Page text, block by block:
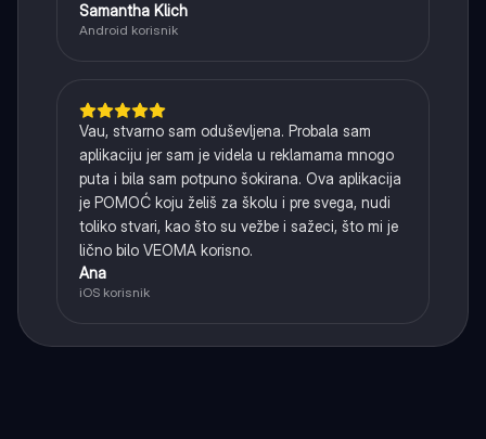
Samantha Klich
Android korisnik
Vau, stvarno sam oduševljena. Probala sam
aplikaciju jer sam je videla u reklamama mnogo
puta i bila sam potpuno šokirana. Ova aplikacija
je POMOĆ koju želiš za školu i pre svega, nudi
toliko stvari, kao što su vežbe i sažeci, što mi je
lično bilo VEOMA korisno.
Ana
iOS korisnik